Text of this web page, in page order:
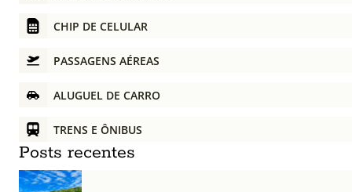
CHIP DE CELULAR
PASSAGENS AÉREAS
ALUGUEL DE CARRO
TRENS E ÔNIBUS
Posts recentes